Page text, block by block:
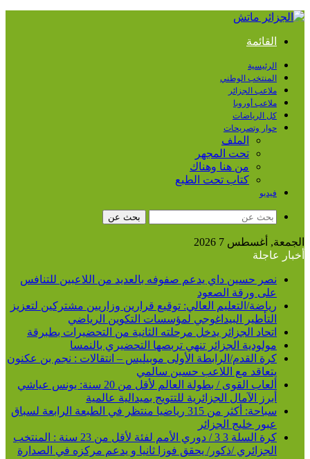
القائمة
الرئيسية
المنتخب الوطني
ملاعب الجزائر
ملاعب أوروبا
كل الرياضات
حوار وتصريحات
الملف
تحت المجهر
من هنا وهناك
كتاب تحت الطبع
فيديو
بحث عن
الجمعة, أغسطس 7 2026
أخبار عاجلة
نصر حسين داي يدعم صفوفه بالعديد من اللاعبين للتنافس
على ورقة الصعود
رياضة/التعليم العالي: توقيع قرارين وزاريين مشتركين لتعزيز
التأطير البيداغوجي لمؤسسات التكوين الرياضي
اتحاد الجزائر يدخل مرحلته الثانية من التحضيرات بطبرقة
مولودية الجزائر تنهي تربصها التحضيري بالنمسا
كرة القدم/الرابطة الأولى موبيليس – انتقالات : نجم بن عكنون
يتعاقد مع اللاعب حسين سالمي
ألعاب القوى / بطولة العالم لأقل من 20 سنة: يونس عياشي
أبرز الآمال الجزائرية للتتويج بميدالية عالمية
سباحة: أكثر من 315 رياضيا منتظر في الطبعة الرابعة لسباق
عبور خليج الجزائر
كرة السلة 3 3 / دوري الأمم لفئة لأقل من 23 سنة : المنتخب
الجزائري /ذكور/ يحقق فوزا ثانيا و يدعم مركزه في الصدارة